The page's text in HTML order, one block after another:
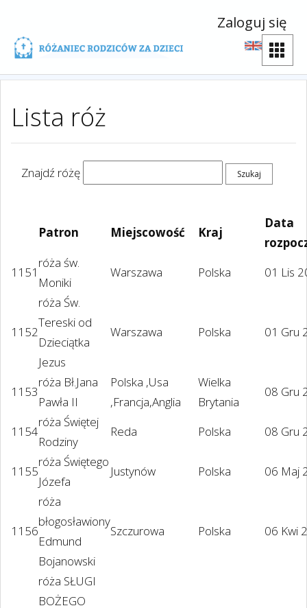
Zaloguj się
Lista róż
Znajdź różę
Patron Miejscowość Kraj
Data
1151
róża św.
Moniki
Warszawa Polska 01 Lis
1152
róża Św.
Tereski od
Dzieciątka
Jezus
Warszawa Polska 01 Gru
1153
róża Bł.Jana
Pawła II
Polska ,Usa
,Francja,Anglia
Wielka
Brytania
08 Gru
1154
róża Świętej
Rodziny
Reda Polska 08 Gru
1155
róża Świętego
Józefa
Justynów Polska 06 Maj
1156
róża
błogosławiony
Edmund
Bojanowski
Szczurowa Polska 06 Kwi
róża SŁUGI
BOŻEGO